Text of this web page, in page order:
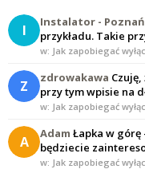
I Instalator - Poznań
przykładu. Takie
w: Jak zapobiegać
Z zdrowakawa
przy tym wpisie na
w: Jak zapobiegać
A Adam Łapka w górę
będziecie
w: Jak zapobiegać